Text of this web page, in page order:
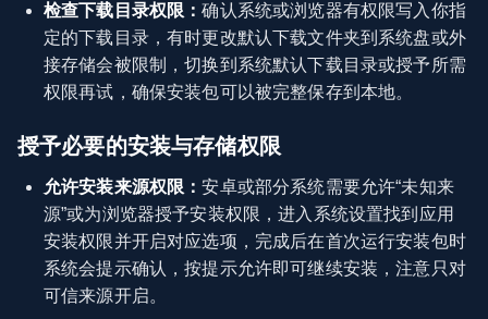
检查下载目录权限：确认系统或浏览器有权限写入你指
定的下载目录，有时更改默认下载文件夹到系统盘或外
接存储会被限制，切换到系统默认下载目录或授予所需
权限再试，确保安装包可以被完整保存到本地。
授予必要的安装与存储权限
允许安装来源权限：安卓或部分系统需要允许“未知来
源”或为浏览器授予安装权限，进入系统设置找到应用
安装权限并开启对应选项，完成后在首次运行安装包时
系统会提示确认，按提示允许即可继续安装，注意只对
可信来源开启。